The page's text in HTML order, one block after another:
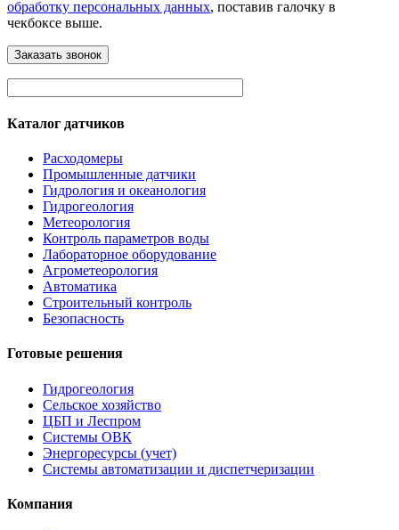
обработку персональных данных, поставив галочку в
чекбоксе выше.
Каталог датчиков
Расходомеры
Промышленные датчики
Гидрология и океанология
Гидрогеология
Метеорология
Контроль параметров воды
Лабораторное оборудование
Агрометеорология
Автоматика
Строительный контроль
Безопасность
Готовые решения
Гидрогеология
Сельское хозяйство
ЦБП и Леспром
Системы ОВК
Энергоресурсы (учет)
Системы автоматизации и диспетчеризации
Компания